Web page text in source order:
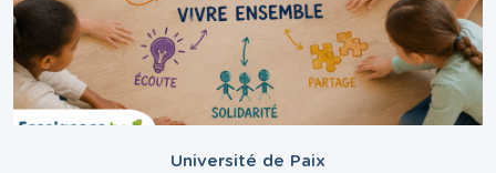
Université de Paix